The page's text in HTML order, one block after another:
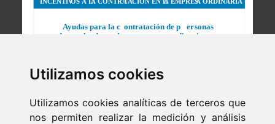
Utilizamos cookies
Utilizamos cookies analíticas de terceros que
nos permiten realizar la medición y análisis